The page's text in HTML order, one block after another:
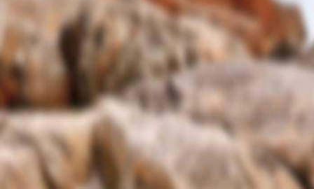
du
Canada